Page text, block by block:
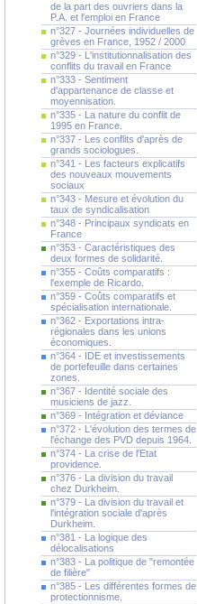
de la part des ouvriers dans la
P.A. et l'emploi en France
n°327 - Journées individuelles de
grèves en France, 1952 / 2000
n°329 - L'institutionnalisation des
conflits du travail en France
n°333 - Sentiment
d'appartenance de classe et
moyennisation.
n°335 - La nature du conflit de
1995 en France.
n°337 - Les conflits d'après de
grands sociologues.
n°341 - Les facteurs explicatifs
des nouveaux mouvements
sociaux
n°343 - Mesure et évolution du
taux de syndicalisation
n°348 - Principaux syndicats en
France
n°353 - Caractéristiques des
deux formes de solidarité.
n°355 - Coûts comparatifs :
l'exemple de Ricardo.
n°359 - Coûts comparatifs et
spécialisation internationale.
n°362 - Exportations intra-
régionales dans les unions
économiques.
n°364 - IDE et investissements
de portefeuille dans certaines
zones.
n°367 - Identité sociale des
musiciens de jazz.
n°369 - Intégration et déviance
n°372 - L'évolution des termes de
l'échange des PVD depuis 1964.
n°374 - La crise de l'Etat
providence.
n°376 - La division du travail
chez Durkheim.
n°379 - La division du travail et
l'intégration sociale d'après
Durkheim.
n°381 - La logique des
délocalisations
n°383 - La politique de "remontée
de filière"
n°385 - Les différentes formes de
protectionnisme.